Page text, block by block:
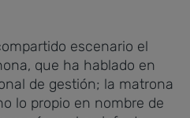
escenario el
que ha hablado en
de gestión; la matrona
lo propio en nombre de